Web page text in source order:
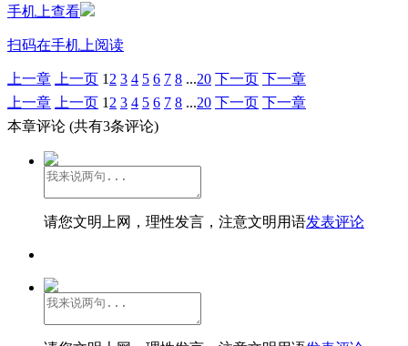
手机上查看
扫码在手机上阅读
上一章 上一页 1 2 3 4 5 6 7 8 ...20 下一页 下一章
上一章
上一页 1 2 3 4 5 6 7 8 ...20 下一页 下一章
本章评论 (共有3条评论)
请您文明上网，理性发言，注意文明用语发表评论